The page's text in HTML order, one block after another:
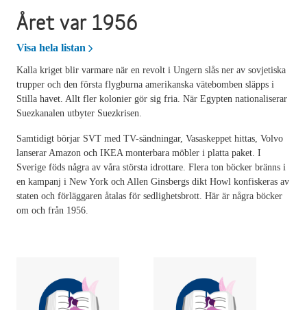
Året var 1956
Visa hela listan Året var 1956
Kalla kriget blir varmare när en revolt i Ungern slås ner av sovjetiska
trupper och den första flygburna amerikanska vätebomben släpps i
Stilla havet. Allt fler kolonier gör sig fria. När Egypten nationaliserar
Suezkanalen utbyter Suezkrisen.
Samtidigt börjar SVT med TV-sändningar, Vasaskeppet hittas, Volvo
lanserar Amazon och IKEA monterbara möbler i platta paket. I
Sverige föds några av våra största idrottare. Flera ton böcker bränns i
en kampanj i New York och Allen Ginsbergs dikt Howl konfiskeras av
staten och förläggaren åtalas för sedlighetsbrott. Här är några böcker
om och från 1956.